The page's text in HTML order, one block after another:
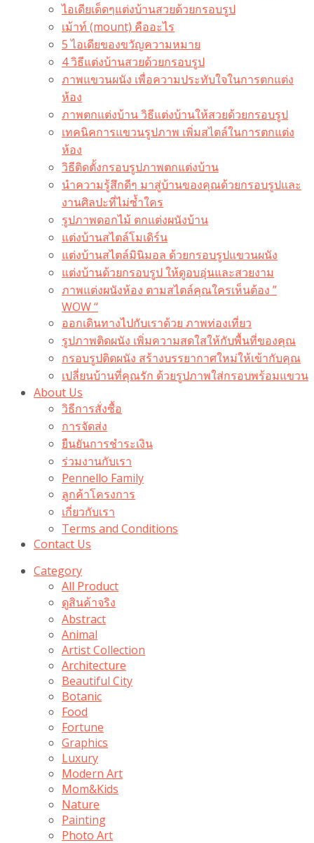
ไอเดียเด็ดๆแต่งบ้านสวยด้วยกรอบรูป
เม้าท์ (mount) คืออะไร​
5 ไอเดียของขวัญความหมาย
4 วิธีแต่งบ้านสวยด้วยกรอบรูป
ภาพแขวนผนัง เพื่อความประทับใจในการตกแต่ง
ห้อง
ภาพตกแต่งบ้าน วิธีแต่งบ้านให้สวยด้วยกรอบรูป
เทคนิคการแขวนรูปภาพ เพิ่มสไตล์ในการตกแต่ง
ห้อง
วิธีติดตั้งกรอบรูปภาพตกแต่งบ้าน
นำความรู้สึกดีๆ มาสู่บ้านของคุณด้วยกรอบรูปและ
งานศิลปะที่ไม่ซ้ำใคร
รูปภาพดอกไม้ ตกแต่งผนังบ้าน
แต่งบ้านสไตล์โมเดิร์น
แต่งบ้านสไตล์มินิมอล ด้วยกรอบรูปแขวนผนัง
แต่งบ้านด้วยกรอบรูป ให้ดูอบอุ่นและสวยงาม
ภาพแต่งผนังห้อง ตามสไตล์คุณใครเห็นต้อง ”
WOW “
ออกเดินทางไปกับเราด้วย ภาพท่องเที่ยว
รูปภาพติดผนัง เพิ่มความสดใสให้กับพื้นที่ของคุณ
กรอบรูปติดผนัง สร้างบรรยากาศใหม่ให้เข้ากับคุณ
เปลี่ยนบ้านที่คุณรัก ด้วยรูปภาพใส่กรอบพร้อมแขวน​
About Us
วิธีการสั่งซื้อ
การจัดส่ง
ยืนยันการชำระเงิน
ร่วมงานกับเรา
Pennello Family
ลูกค้าโครงการ
เกี่ยวกับเรา
Terms and Conditions
Contact Us
Category
All Product
ดูสินค้าจริง
Abstract
Animal
Artist Collection
Architecture
Beautiful City
Botanic
Food
Fortune
Graphics
Luxury
Modern Art
Mom&Kids
Nature
Painting
Photo Art